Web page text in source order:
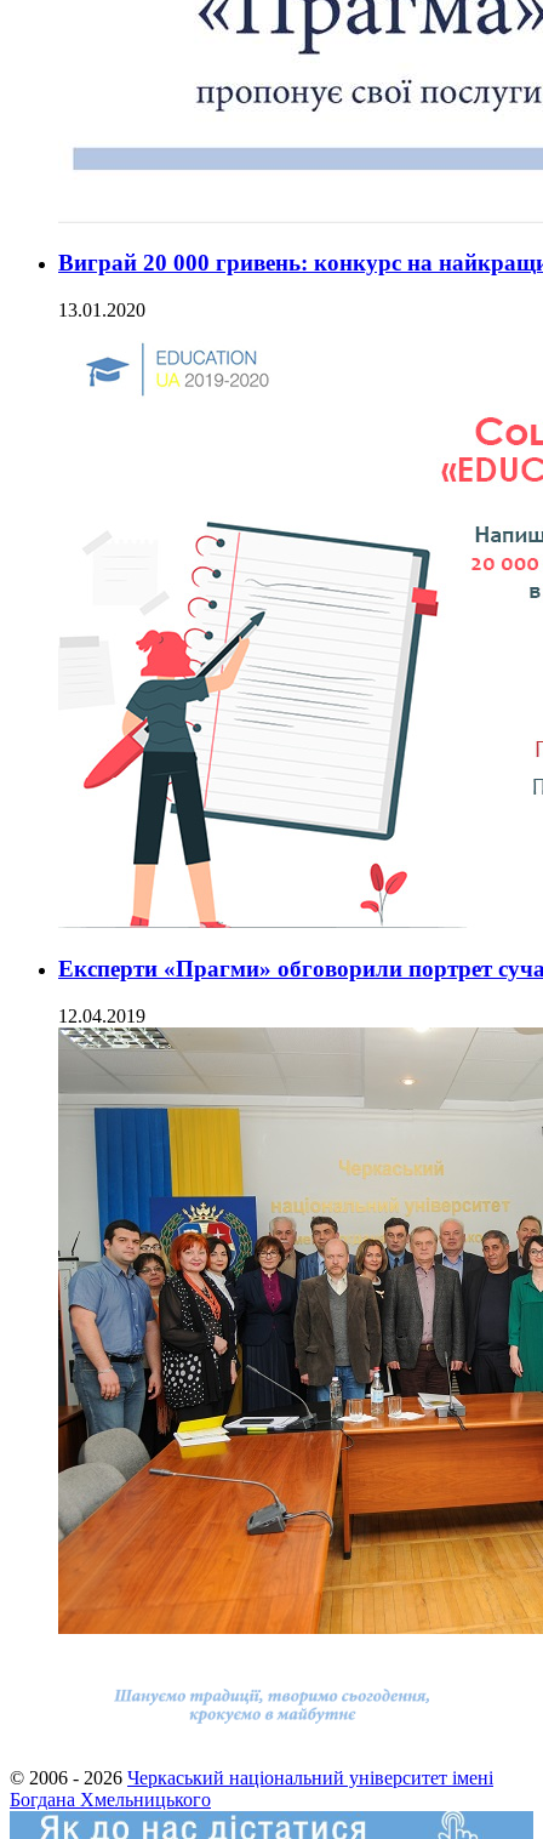
Виграй 20 000 гривень: конкурс на
13.01.2020
Експерти «Прагми» обговорили портрет
12.04.2019
© 2006 - 2026 Черкаський національний університет імені
Богдана Хмельницького